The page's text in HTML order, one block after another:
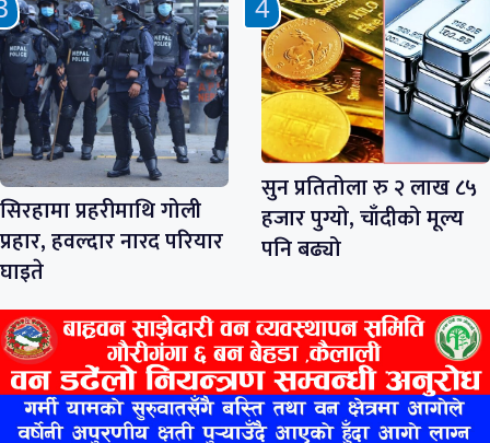
सिरहामा प्रहरीमाथि गोली
प्रहार, हवल्दार नारद परियार
घाइते
सुन प्रतितोला रु २ लाख ८५
हजार पुग्यो, चाँदीको मूल्य
पनि बढ्यो